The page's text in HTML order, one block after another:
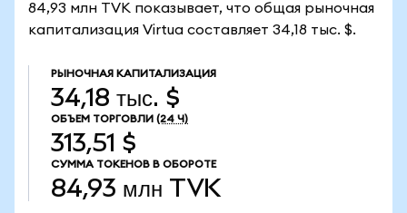
84,93 млн TVK показывает, что общая рыночная
капитализация Virtua составляет 34,18 тыс. $.
РЫНОЧНАЯ КАПИТАЛИЗАЦИЯ
34,18 тыс. $
ОБЪЕМ ТОРГОВЛИ (24 Ч)
313,51 $
СУММА ТОКЕНОВ В ОБОРОТЕ
84,93 млн TVK